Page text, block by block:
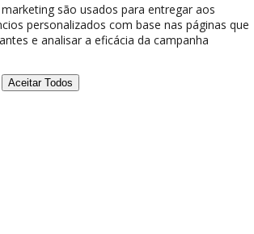
são usados para entregar aos
personalizados com base nas páginas que
e analisar a eficácia da campanha
Aceitar Todos